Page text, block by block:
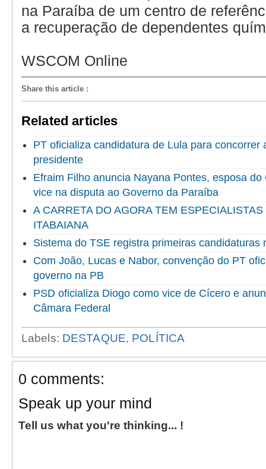
na Paraíba de um centro de
a recuperação de dependentes
WSCOM Online
Share this article :
Related articles
PT oficializa candidatura de Lula para concorrer
presidente
Efraim Filho anuncia Nayana Pontes, esposa
vice na disputa ao Governo da Paraíba
A CARRETA DO AGORA TEM
ITABAIANA
Sistema do TSE registra primeiras candidaturas
Com João, Lucas e Nabor, convenção do PT
governo na PB
PSD oficializa Diogo como vice de Cícero e
Câmara Federal
Labels: DESTAQUE, POLÍTICA
0 comments:
Speak up your mind
Tell us what you're thinking... !